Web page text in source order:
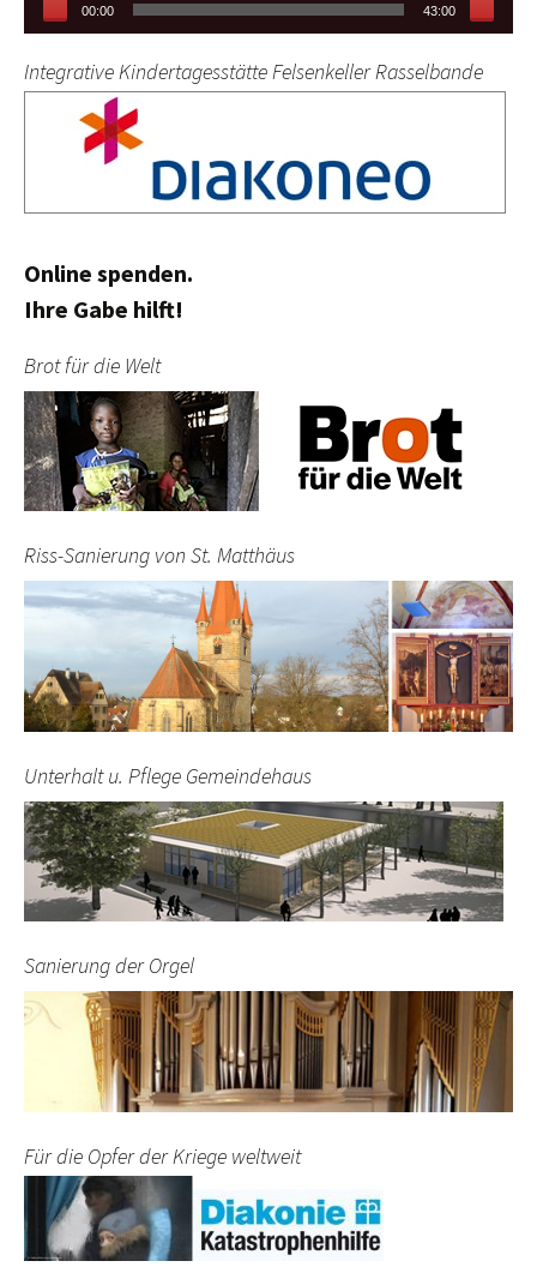
00:00 43:00
Integrative Kindertagesstätte Felsenkeller Rasselbande
Online spenden.
Ihre Gabe hilft!
Brot für die Welt
Riss-Sanierung von St. Matthäus
Unterhalt u. Pflege Gemeindehaus
Sanierung der Orgel
Für die Opfer der Kriege weltweit